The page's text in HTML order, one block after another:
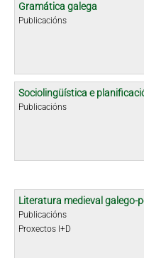
Gramática galega
Publicacións
Sociolingüística e
Publicacións
Literatura medieval galego-
Publicacións
Proxectos I+D